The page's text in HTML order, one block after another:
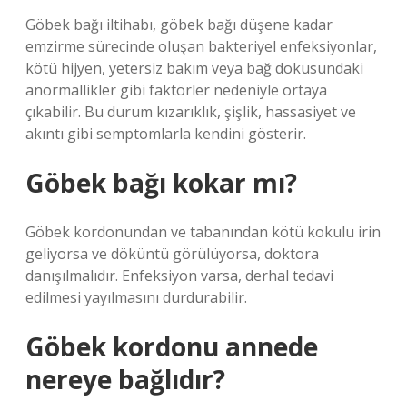
Göbek bağı iltihabı, göbek bağı düşene kadar
emzirme sürecinde oluşan bakteriyel enfeksiyonlar,
kötü hijyen, yetersiz bakım veya bağ dokusundaki
anormallikler gibi faktörler nedeniyle ortaya
çıkabilir. Bu durum kızarıklık, şişlik, hassasiyet ve
akıntı gibi semptomlarla kendini gösterir.
Göbek bağı kokar mı?
Göbek kordonundan ve tabanından kötü kokulu irin
geliyorsa ve döküntü görülüyorsa, doktora
danışılmalıdır. Enfeksiyon varsa, derhal tedavi
edilmesi yayılmasını durdurabilir.
Göbek kordonu annede
nereye bağlıdır?